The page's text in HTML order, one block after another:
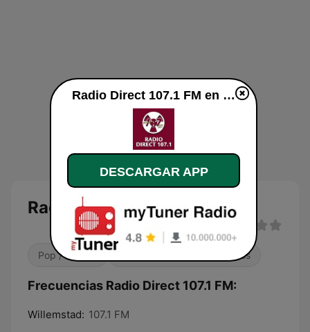
Radio Direct 107.1 FM
Pop / Top 40 Contemporánea para adultos
Frecuencias Radio Direct 107.1 FM:
Willemstad: 107.1 FM
Radio Direct 107.1 FM en vivo
DESCARGAR APP